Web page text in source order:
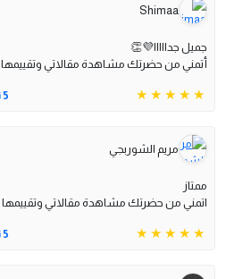
Shimaa
جميل جدااااا💜👏
أتمني من حضرتك مشاهدة مقالاتي وتقييمها
5 نجوم
مريم الشوربجي
ممتاز
اتمني من حضرتك مشاهدة مقالاتي وتقييمها
5 نجوم